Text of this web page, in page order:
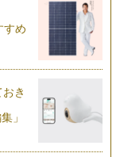
〜
をくれないとい
〜
ウィン。お友達と
すめ
き
」